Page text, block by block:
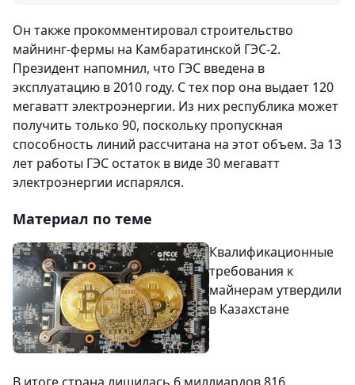
Он также прокомментировал строительство
майнинг-фермы на Камбаратинской ГЭС-2.
Президент напомнил, что ГЭС введена в
эксплуатацию в 2010 году. С тех пор она выдает 120
мегаватт электроэнергии. Из них республика может
получить только 90, поскольку пропускная
способность линий рассчитана на этот объем. За 13
лет работы ГЭС остаток в виде 30 мегаватт
электроэнергии испарялся.
Материал по теме
Квалификационные
требования к
майнерам утвердили
в Казахстане